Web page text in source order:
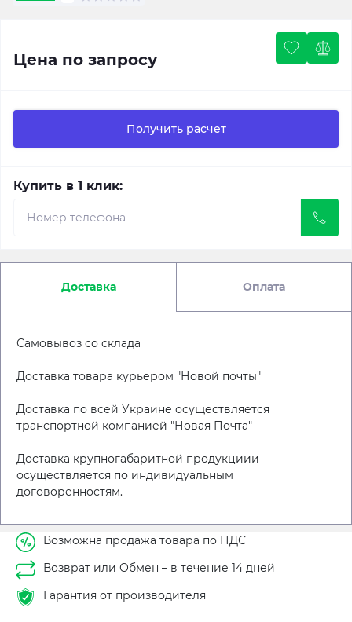
Цена по запросу
Получить расчет
Купить в 1 клик:
Доставка Оплата
Самовывоз со склада
Доставка товара курьером "Новой почты"
Доставка по всей Украине осуществляется
транспортной компанией "Новая Почта"
Доставка крупногабаритной продукциии
осуществляется по индивидуальным
договоренностям.
Возможна продажа товара по НДС
Возврат или Обмен – в течение 14 дней
Гарантия от производителя